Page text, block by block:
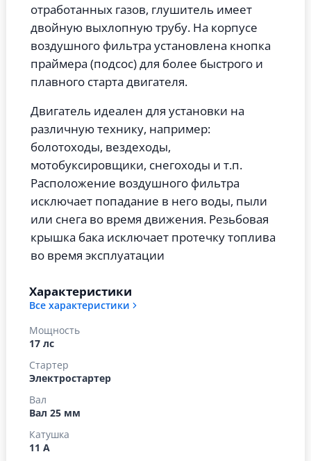
отработанных газов, глушитель имеет
двойную выхлопную трубу. На корпусе
воздушного фильтра установлена кнопка
праймера (подсос) для более быстрого и
плавного старта двигателя.
Двигатель идеален для установки на
различную технику, например:
болотоходы, вездеходы,
мотобуксировщики, снегоходы и т.п.
Расположение воздушного фильтра
исключает попадание в него воды, пыли
или снега во время движения. Резьбовая
крышка бака исключает протечку топлива
во время эксплуатации
Характеристики
Все характеристики
Мощность
17 лс
Стартер
Электростартер
Вал
Вал 25 мм
Катушка
11 А